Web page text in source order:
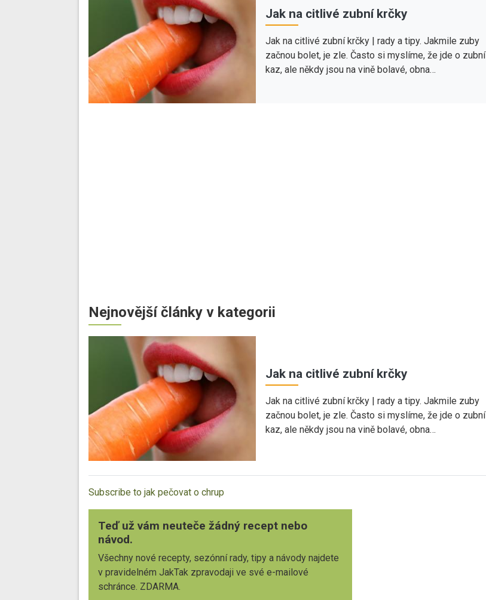
Jak na citlivé zubní krčky
Jak na citlivé zubní krčky | rady a tipy. Jakmile zuby
začnou bolet, je zle. Často si myslíme, že jde o zubní
kaz, ale někdy jsou na vině bolavé, obna…
Nejnovější články v kategorii
Jak na citlivé zubní krčky
Jak na citlivé zubní krčky | rady a tipy. Jakmile zuby
začnou bolet, je zle. Často si myslíme, že jde o zubní
kaz, ale někdy jsou na vině bolavé, obna…
Subscribe to jak pečovat o chrup
Teď už vám neuteče žádný recept nebo
návod.
Všechny nové recepty, sezónní rady, tipy a návody najdete
v pravidelném JakTak zpravodaji ve své e-mailové
schránce. ZDARMA.